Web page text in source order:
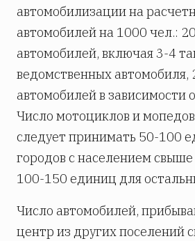
автомобилизации на
автомобилей на 1000 чел.:
автомобилей, включая 3-4
ведомственных автомобиля,
автомобилей в зависимости
Число мотоциклов и
следует принимать 50-100
городов с населением
100-150 единиц для
Число автомобилей,
центр из других поселений